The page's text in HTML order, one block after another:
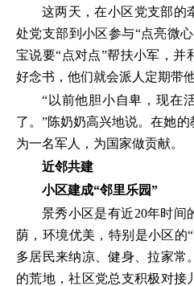
这两天，在小区党支部的
处党支部到小区参与“点亮微
宝说要“点对点”帮扶小军，并
好念书，他们就会派人定期带他
“以前他胆小自卑，现在
了。”陈奶奶高兴地说。在她
为一名军人，为国家做贡献。
近邻共建
小区建成“邻里乐园”
景秀小区是有近20年时间
荫，环境优美，特别是小区的
多居民来纳凉、健身、拉家常
的荒地，社区党总支积极对接